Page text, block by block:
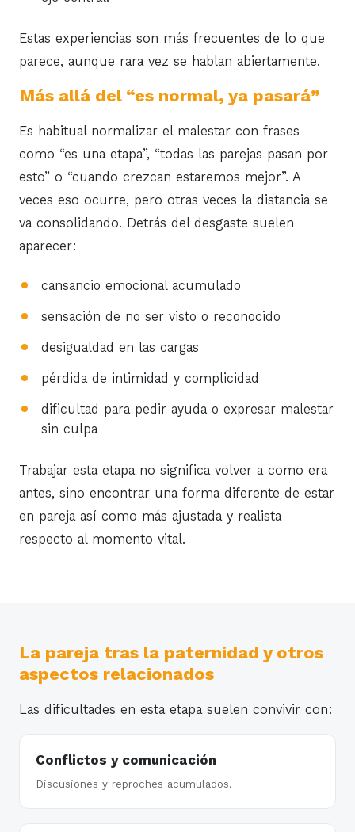
Estas experiencias son más frecuentes de lo que
parece, aunque rara vez se hablan abiertamente.
Más allá del “es normal, ya pasará”
Es habitual normalizar el malestar con frases
como “es una etapa”, “todas las parejas pasan por
esto” o “cuando crezcan estaremos mejor”. A
veces eso ocurre, pero otras veces la distancia se
va consolidando. Detrás del desgaste suelen
aparecer:
cansancio emocional acumulado
sensación de no ser visto o reconocido
desigualdad en las cargas
pérdida de intimidad y complicidad
dificultad para pedir ayuda o expresar malestar
sin culpa
Trabajar esta etapa no significa volver a como era
antes, sino encontrar una forma diferente de estar
en pareja así como más ajustada y realista
respecto al momento vital.
La pareja tras la paternidad y otros
aspectos relacionados
Las dificultades en esta etapa suelen convivir con:
Conflictos y comunicación
Discusiones y reproches acumulados.